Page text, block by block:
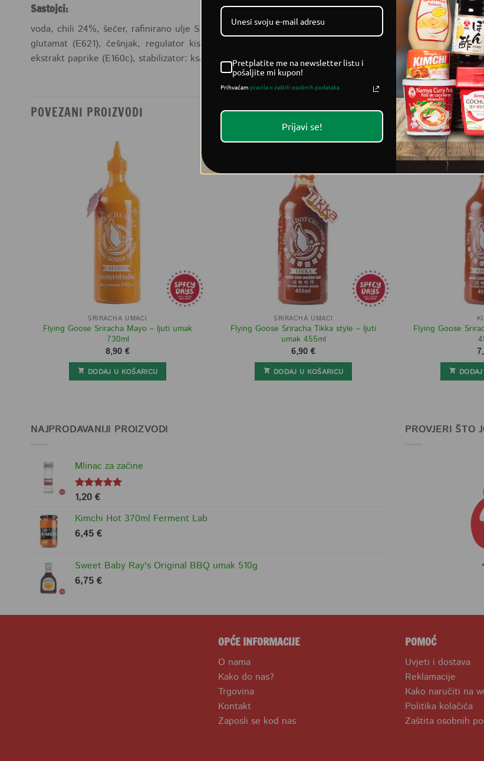
Sastojci:
voda, chili 24%, šećer, rafinirano ulje SOJINIH zrna (SOJA), stabilizator: modificirani tapioka škrob
glutamat (E621), češnjak, regulator kiselosti: limunska kiselina E330, antioksidans: tocopherol
ekstrakt paprike (E160c), stabilizator: ksantan guma (E415).
POVEZANI PROIZVODI
SRIRACHA UMACI
Flying Goose Sriracha Mayo – ljuti umak
730ml
8,90 €
DODAJ U KOŠARICU
SRIRACHA UMACI
Flying Goose Sriracha Tikka style – ljuti
umak 455ml
6,90 €
DODAJ U KOŠARICU
Flying Goose
NAJPRODAVANIJI PROIZVODI
Mlinac za začine
Ocjenjeno
1,20 €
Kimchi Hot 370ml Ferment Lab
6,45 €
Sweet Baby Ray's Original BBQ umak 510g
6,75 €
PROVJERI ŠTO
OPĆE INFORMACIJE
O nama
Kako do nas?
Trgovina
Kontakt
Zaposli se kod nas
POMOĆ
Uvjeti i dostava
Reklamacije
Kako naručiti na
Politika kolačića
Zaštita osobnih
Pretplatite me na newsletter listu i
pošaljite mi kupon!
Prihvaćam pravila o zaštiti osobnih podataka
Prijavi se!